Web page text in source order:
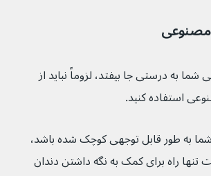
به درستی جا بیفتد، لزوماً نباید از
استفاده کنید.
شما به طور قابل توجهی کوچک شده باشد،
راه برای کمک به نگه داشتن دندان